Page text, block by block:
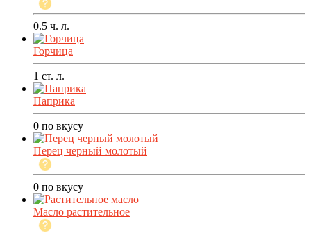
0.5 ч. л.
Горчица
1 ст. л.
Паприка
0 по вкусу
Перец черный молотый
0 по вкусу
Масло растительное